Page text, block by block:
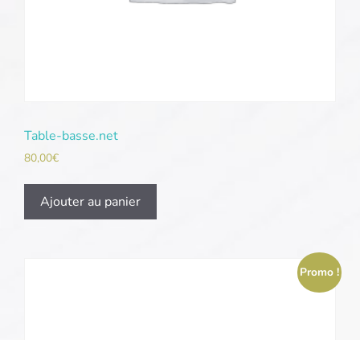
Table-basse.net
80,00€
Ajouter au panier
Promo !